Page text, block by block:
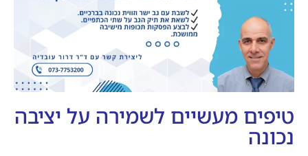
טיפים מעשיים לשמירה על יציבה
נכונה